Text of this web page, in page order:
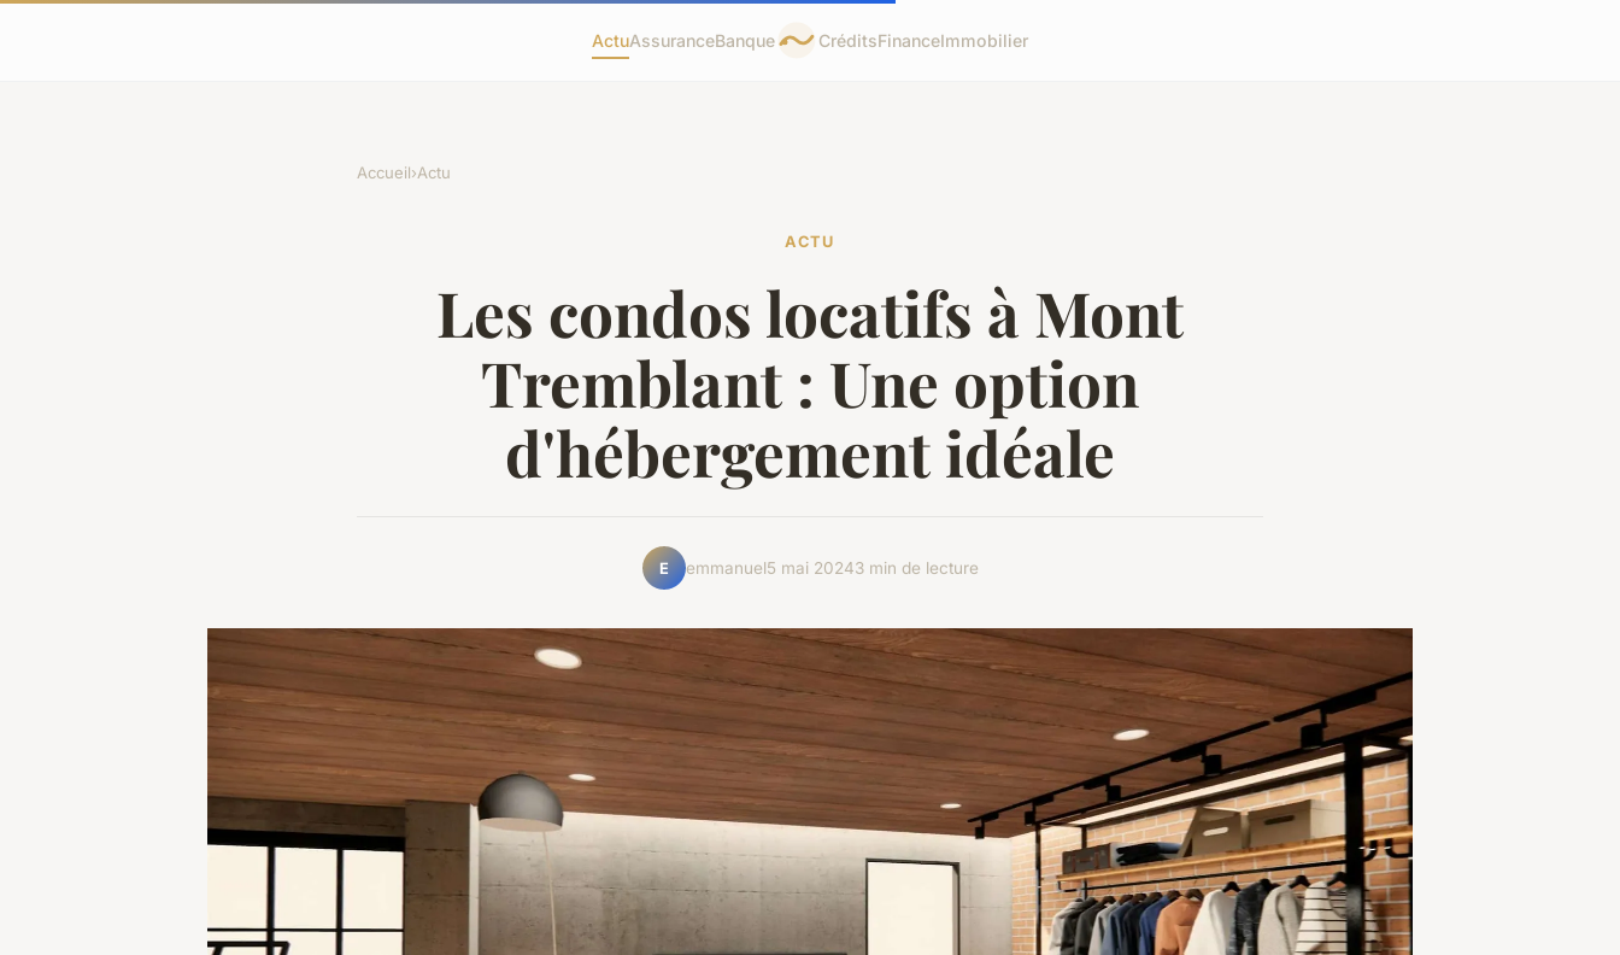
ActuAssuranceBanque CréditsFinanceImmobilier
Accueil›Actu
ACTU
Les condos locatifs à Mont
Tremblant : Une option
d'hébergement idéale
E emmanuel5 mai 20243 min de lecture